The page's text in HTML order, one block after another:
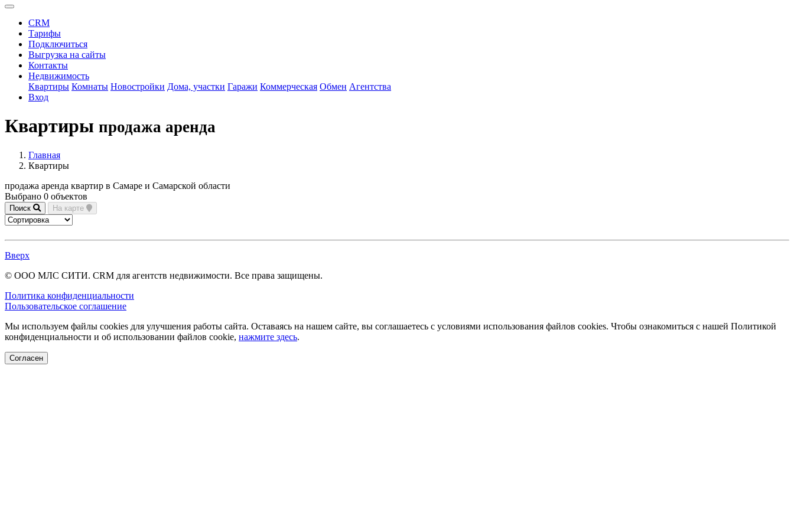
CRM
Тарифы
Подключиться
Выгрузка на сайты
Контакты
Недвижимость
Квартиры Комнаты Новостройки Дома, участки Гаражи Коммерческая Обмен Агентства
Вход
Квартиры продажа аренда
Главная
Квартиры
продажа аренда квартир в Самаре и Самарской области
Выбрано 0 объектов
Поиск На карте
Вверх
© ООО МЛС СИТИ. CRM для агентств недвижимости. Все права защищены.
Политика конфиденциальности
Пользовательское соглашение
Мы используем файлы cookies для улучшения работы сайта. Оставаясь на нашем сайте, вы соглашаетесь с условиями использования файлов cookies. Чтобы ознакомиться с нашей Политикой
конфиденциальности и об использовании файлов cookie, нажмите здесь.
Согласен